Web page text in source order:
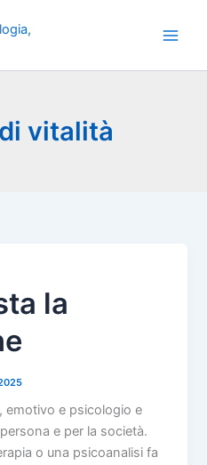
vitalità
la
emotivo e psicologio e
e per la società.
o una psicoanalisi fa